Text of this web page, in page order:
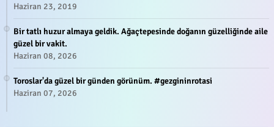
Haziran 23, 2019
Bir tatlı huzur almaya geldik. Ağaçtepesinde doğanın güzelliğinde aile
güzel bir vakit.
Haziran 08, 2026
Toroslar'da güzel bir günden görünüm. #gezgininrotasi
Haziran 07, 2026